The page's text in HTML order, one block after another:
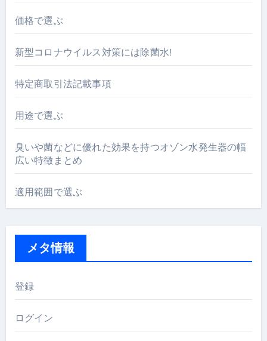
価格で選ぶ
新型コロナウイルス対策には除菌水!
特定商取引法記載事項
用途で選ぶ
臭いや菌などに優れた効果を持つオゾン水発生器の幅
広い特徴まとめ
適用範囲で選ぶ
メタ情報
登録
ログイン